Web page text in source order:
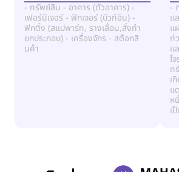
- ทรัพย์สิน - อาคาร (ตัวอาคาร) -
เฟอร์นิเจอร์ - ฟิกเจอร์ (บิวท์อิน) -
ฟิกติ้ง (สแปพาร์ท, รางเลื่อน,สั่งทำ
ยกประกอบ) - เครื่องจักร - สต้อกสิ
นค้า
-
แ
แ
ท่
แ
โ
ท
เ
แ
ห
เ